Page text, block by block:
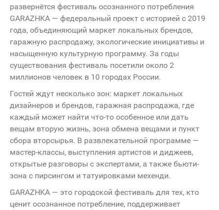
развернётся фестиваль осознанного потребления
GARAZHKA — федеральный проект с историей с 2019
года, объединяющий маркет локальных брендов,
гаражную распродажу, экологические инициативы и
насыщенную культурную программу. За годы
существования фестиваль посетили около 2
миллионов человек в 10 городах России.
Гостей ждут несколько зон: маркет локальных
дизайнеров и брендов, гаражная распродажа, где
каждый может найти что-то особенное или дать
вещам вторую жизнь, зона обмена вещами и пункт
сбора вторсырья. В развлекательной программе —
мастер-классы, выступления артистов и диджеев,
открытые разговоры с экспертами, а также бьюти-
зона с пирсингом и татуировками мехенди.
GARAZHKA — это городской фестиваль для тех, кто
ценит осознанное потребление, поддерживает